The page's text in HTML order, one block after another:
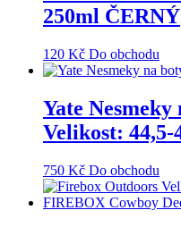
250ml ČERNÝ
120 Kč Do obchodu
Yate
Velikost: 44,5-
750 Kč Do obchodu